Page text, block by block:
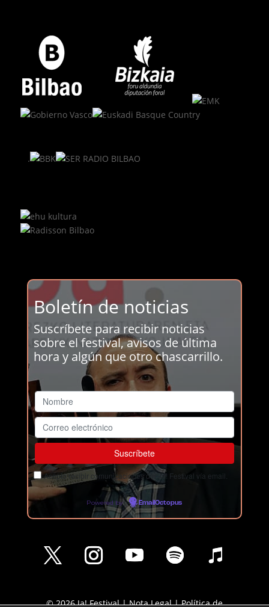
.
Boletín de noticias
Suscríbete para recibir noticias
sobre el festival, avisos de última
hora y algún que otro chascarrillo.
Acepto recibir comunicaciones del Ja! Festival vía email.
Powered by EmailOctopus
© 2026 Ja! Festival |Nota Legal|Política de